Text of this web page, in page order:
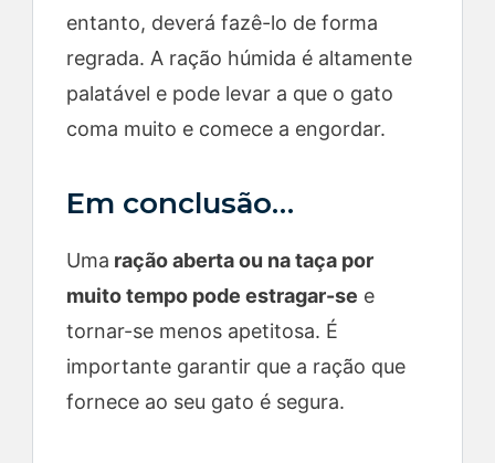
entanto, deverá fazê-lo de forma
regrada. A ração húmida é altamente
palatável e pode levar a que o gato
coma muito e comece a engordar.
Em conclusão…
Uma ração aberta ou na taça por
muito tempo pode estragar-se e
tornar-se menos apetitosa. É
importante garantir que a ração que
fornece ao seu gato é segura.